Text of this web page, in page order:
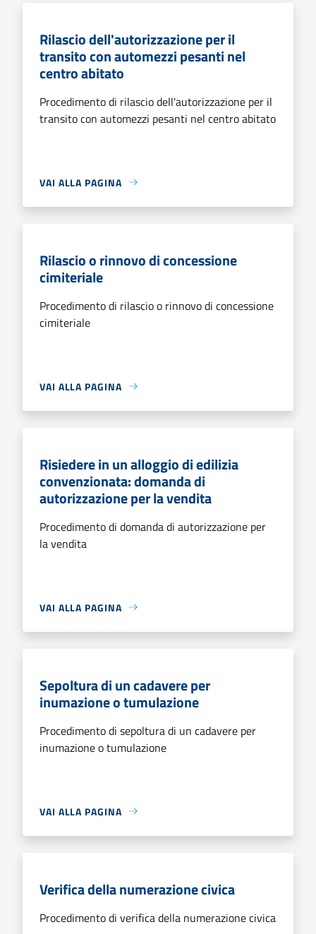
Rilascio dell'autorizzazione per il
transito con automezzi pesanti nel
centro abitato
Procedimento di rilascio dell'autorizzazione per il
transito con automezzi pesanti nel centro abitato
VAI ALLA PAGINA
Rilascio o rinnovo di concessione
cimiteriale
Procedimento di rilascio o rinnovo di concessione
cimiteriale
VAI ALLA PAGINA
Risiedere in un alloggio di edilizia
convenzionata: domanda di
autorizzazione per la vendita
Procedimento di domanda di autorizzazione per
la vendita
VAI ALLA PAGINA
Sepoltura di un cadavere per
inumazione o tumulazione
Procedimento di sepoltura di un cadavere per
inumazione o tumulazione
VAI ALLA PAGINA
Verifica della numerazione civica
Procedimento di verifica della numerazione civica